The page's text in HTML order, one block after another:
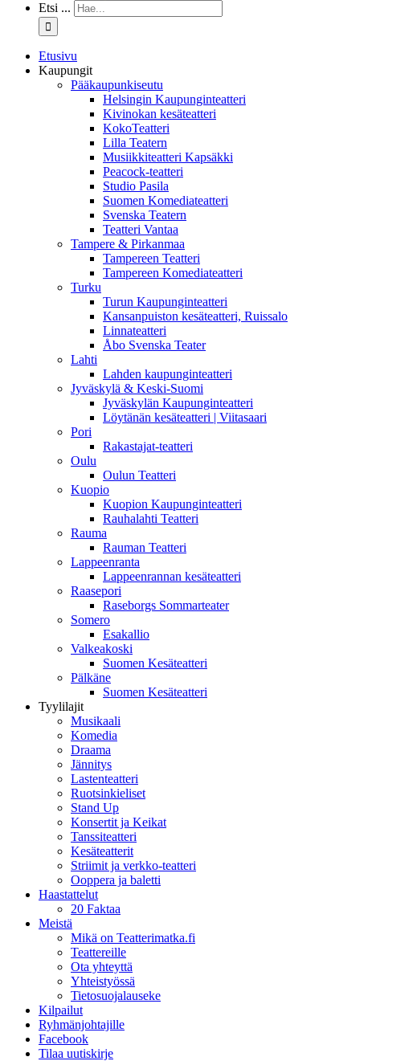
Etsi ...
Etusivu
Kaupungit
Pääkaupunkiseutu
Helsingin Kaupunginteatteri
Kivinokan kesäteatteri
KokoTeatteri
Lilla Teatern
Musiikkiteatteri Kapsäkki
Peacock-teatteri
Studio Pasila
Suomen Komediateatteri
Svenska Teatern
Teatteri Vantaa
Tampere & Pirkanmaa
Tampereen Teatteri
Tampereen Komediateatteri
Turku
Turun Kaupunginteatteri
Kansanpuiston kesäteatteri, Ruissalo
Linnateatteri
Åbo Svenska Teater
Lahti
Lahden kaupunginteatteri
Jyväskylä & Keski-Suomi
Jyväskylän Kaupunginteatteri
Löytänän kesäteatteri | Viitasaari
Pori
Rakastajat-teatteri
Oulu
Oulun Teatteri
Kuopio
Kuopion Kaupunginteatteri
Rauhalahti Teatteri
Rauma
Rauman Teatteri
Lappeenranta
Lappeenrannan kesäteatteri
Raasepori
Raseborgs Sommarteater
Somero
Esakallio
Valkeakoski
Suomen Kesäteatteri
Pälkäne
Suomen Kesäteatteri
Tyylilajit
Musikaali
Komedia
Draama
Jännitys
Lastenteatteri
Ruotsinkieliset
Stand Up
Konsertit ja Keikat
Tanssiteatteri
Kesäteatterit
Striimit ja verkko-teatteri
Ooppera ja baletti
Haastattelut
20 Faktaa
Meistä
Mikä on Teatterimatka.fi
Teattereille
Ota yhteyttä
Yhteistyössä
Tietosuojalauseke
Kilpailut
Ryhmänjohtajille
Facebook
Tilaa uutiskirje